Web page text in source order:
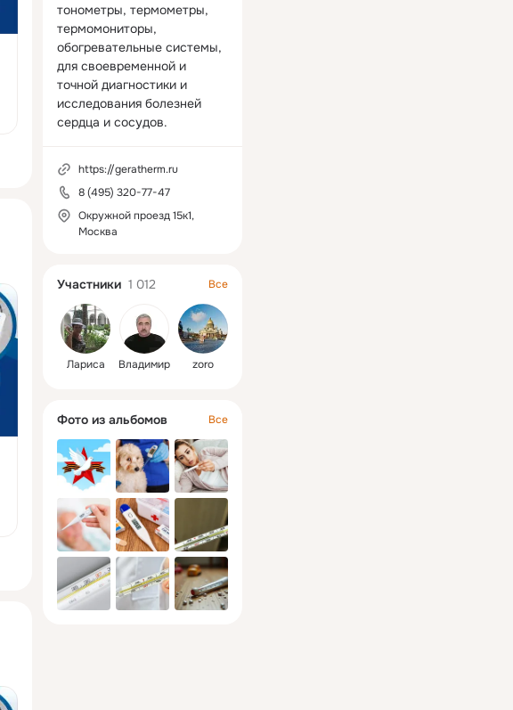
тонометры, термометры,
термомониторы,
обогревательные системы,
для своевременной и
точной диагностики и
исследования болезней
сердца и сосудов.
https://geratherm.ru
8 (495) 320-77-47
Окружной проезд 15к1,
Москва
Участники 1 012 Все
Лариса Владимир zoro
Фото из альбомов Все